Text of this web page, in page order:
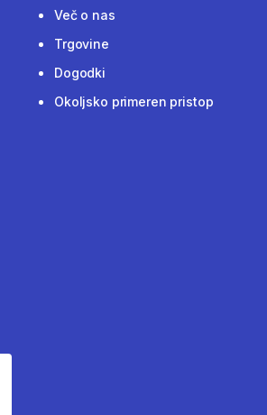
Več o nas
Trgovine
Dogodki
Okoljsko primeren pristop